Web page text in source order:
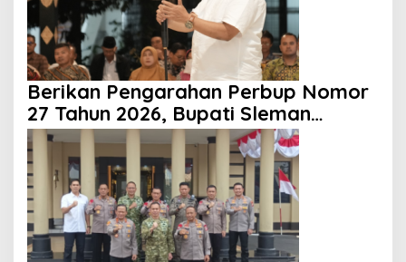
Berikan Pengarahan Perbup Nomor
27 Tahun 2026, Bupati Sleman
Tekankan Profesionalisme dan
Pelayanan Masyarakat